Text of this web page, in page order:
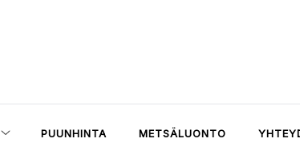
PUUNHINTA METSÄLUONTO